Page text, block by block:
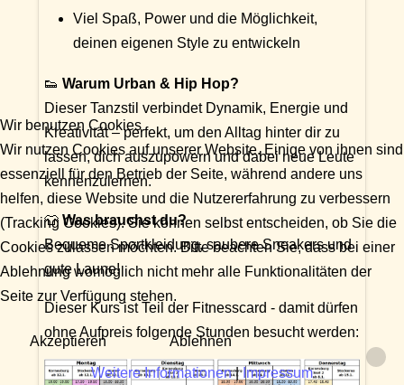
Viel Spaß, Power und die Möglichkeit,
deinen eigenen Style zu entwickeln
👟 Warum Urban & Hip Hop?
Dieser Tanzstil verbindet Dynamik, Energie und
Kreativität – perfekt, um den Alltag hinter dir zu
lassen, dich auszupowern und dabei neue Leute
kennenzulernen.
👕 Was brauchst du?
Bequeme Sportkleidung, saubere Sneakers und
gute Laune!
Dieser Kurs ist Teil der Fitnesscard - damit dürfen
ohne Aufpreis folgende Stunden besucht werden:
Wir benutzen Cookies
Wir nutzen Cookies auf unserer Website. Einige von ihnen sind
essenziell für den Betrieb der Seite, während andere uns
helfen, diese Website und die Nutzererfahrung zu verbessern
(Tracking Cookies). Sie können selbst entscheiden, ob Sie die
Cookies zulassen möchten. Bitte beachten Sie, dass bei einer
Ablehnung womöglich nicht mehr alle Funktionalitäten der
Seite zur Verfügung stehen.
Akzeptieren Ablehnen
Weitere Informationen| Impressum